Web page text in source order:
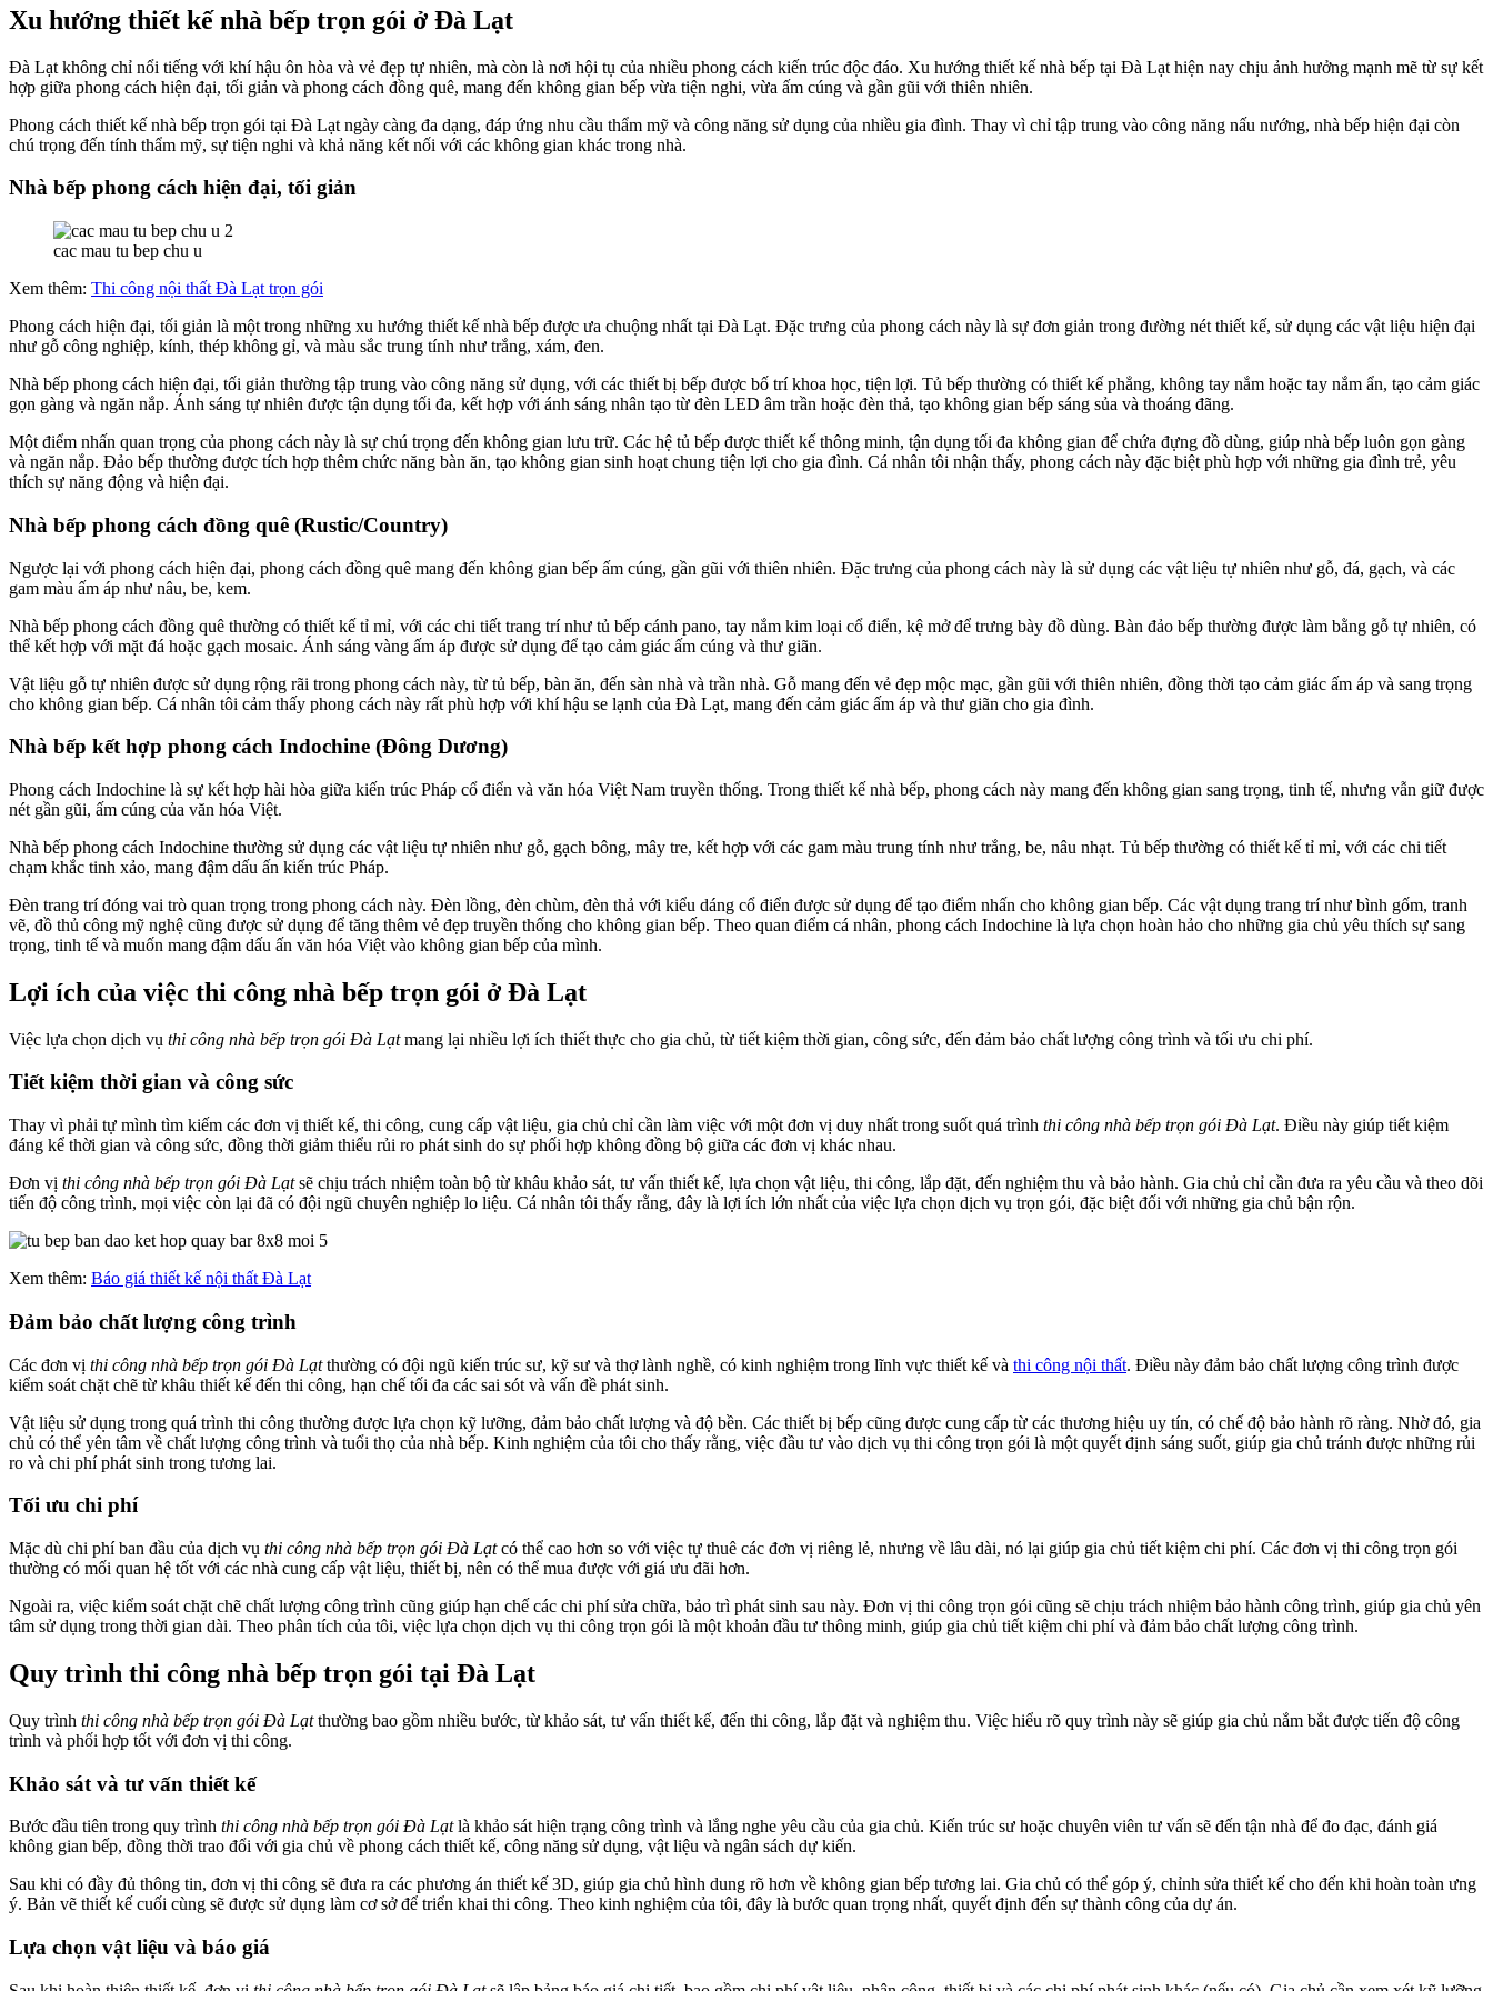
Xu hướng thiết kế nhà bếp trọn gói ở Đà Lạt
Đà Lạt không chỉ nổi tiếng với khí hậu ôn hòa và vẻ đẹp tự nhiên, mà còn là nơi hội tụ của nhiều phong cách kiến trúc độc đáo. Xu hướng thiết kế nhà bếp tại Đà Lạt hiện nay chịu ảnh hưởng mạnh mẽ từ sự kết
hợp giữa phong cách hiện đại, tối giản và phong cách đồng quê, mang đến không gian bếp vừa tiện nghi, vừa ấm cúng và gần gũi với thiên nhiên.
Phong cách thiết kế nhà bếp trọn gói tại Đà Lạt ngày càng đa dạng, đáp ứng nhu cầu thẩm mỹ và công năng sử dụng của nhiều gia đình. Thay vì chỉ tập trung vào công năng nấu nướng, nhà bếp hiện đại còn
chú trọng đến tính thẩm mỹ, sự tiện nghi và khả năng kết nối với các không gian khác trong nhà.
Nhà bếp phong cách hiện đại, tối giản
cac mau tu bep chu u
Xem thêm: Thi công nội thất Đà Lạt trọn gói
Phong cách hiện đại, tối giản là một trong những xu hướng thiết kế nhà bếp được ưa chuộng nhất tại Đà Lạt. Đặc trưng của phong cách này là sự đơn giản trong đường nét thiết kế, sử dụng các vật liệu hiện đại
như gỗ công nghiệp, kính, thép không gỉ, và màu sắc trung tính như trắng, xám, đen.
Nhà bếp phong cách hiện đại, tối giản thường tập trung vào công năng sử dụng, với các thiết bị bếp được bố trí khoa học, tiện lợi. Tủ bếp thường có thiết kế phẳng, không tay nắm hoặc tay nắm ẩn, tạo cảm giác
gọn gàng và ngăn nắp. Ánh sáng tự nhiên được tận dụng tối đa, kết hợp với ánh sáng nhân tạo từ đèn LED âm trần hoặc đèn thả, tạo không gian bếp sáng sủa và thoáng đãng.
Một điểm nhấn quan trọng của phong cách này là sự chú trọng đến không gian lưu trữ. Các hệ tủ bếp được thiết kế thông minh, tận dụng tối đa không gian để chứa đựng đồ dùng, giúp nhà bếp luôn gọn gàng
và ngăn nắp. Đảo bếp thường được tích hợp thêm chức năng bàn ăn, tạo không gian sinh hoạt chung tiện lợi cho gia đình. Cá nhân tôi nhận thấy, phong cách này đặc biệt phù hợp với những gia đình trẻ, yêu
thích sự năng động và hiện đại.
Nhà bếp phong cách đồng quê (Rustic/Country)
Ngược lại với phong cách hiện đại, phong cách đồng quê mang đến không gian bếp ấm cúng, gần gũi với thiên nhiên. Đặc trưng của phong cách này là sử dụng các vật liệu tự nhiên như gỗ, đá, gạch, và các
gam màu ấm áp như nâu, be, kem.
Nhà bếp phong cách đồng quê thường có thiết kế tỉ mỉ, với các chi tiết trang trí như tủ bếp cánh pano, tay nắm kim loại cổ điển, kệ mở để trưng bày đồ dùng. Bàn đảo bếp thường được làm bằng gỗ tự nhiên, có
thể kết hợp với mặt đá hoặc gạch mosaic. Ánh sáng vàng ấm áp được sử dụng để tạo cảm giác ấm cúng và thư giãn.
Vật liệu gỗ tự nhiên được sử dụng rộng rãi trong phong cách này, từ tủ bếp, bàn ăn, đến sàn nhà và trần nhà. Gỗ mang đến vẻ đẹp mộc mạc, gần gũi với thiên nhiên, đồng thời tạo cảm giác ấm áp và sang trọng
cho không gian bếp. Cá nhân tôi cảm thấy phong cách này rất phù hợp với khí hậu se lạnh của Đà Lạt, mang đến cảm giác ấm áp và thư giãn cho gia đình.
Nhà bếp kết hợp phong cách Indochine (Đông Dương)
Phong cách Indochine là sự kết hợp hài hòa giữa kiến trúc Pháp cổ điển và văn hóa Việt Nam truyền thống. Trong thiết kế nhà bếp, phong cách này mang đến không gian sang trọng, tinh tế, nhưng vẫn giữ được
nét gần gũi, ấm cúng của văn hóa Việt.
Nhà bếp phong cách Indochine thường sử dụng các vật liệu tự nhiên như gỗ, gạch bông, mây tre, kết hợp với các gam màu trung tính như trắng, be, nâu nhạt. Tủ bếp thường có thiết kế tỉ mỉ, với các chi tiết
chạm khắc tinh xảo, mang đậm dấu ấn kiến trúc Pháp.
Đèn trang trí đóng vai trò quan trọng trong phong cách này. Đèn lồng, đèn chùm, đèn thả với kiểu dáng cổ điển được sử dụng để tạo điểm nhấn cho không gian bếp. Các vật dụng trang trí như bình gốm, tranh
vẽ, đồ thủ công mỹ nghệ cũng được sử dụng để tăng thêm vẻ đẹp truyền thống cho không gian bếp. Theo quan điểm cá nhân, phong cách Indochine là lựa chọn hoàn hảo cho những gia chủ yêu thích sự sang
trọng, tinh tế và muốn mang đậm dấu ấn văn hóa Việt vào không gian bếp của mình.
Lợi ích của việc thi công nhà bếp trọn gói ở Đà Lạt
Việc lựa chọn dịch vụ thi công nhà bếp trọn gói Đà Lạtmang lại nhiều lợi ích thiết thực cho gia chủ, từ tiết kiệm thời gian, công sức, đến đảm bảo chất lượng công trình và tối ưu chi phí.
Tiết kiệm thời gian và công sức
Thay vì phải tự mình tìm kiếm các đơn vị thiết kế, thi công, cung cấp vật liệu, gia chủ chỉ cần làm việc với một đơn vị duy nhất trong suốt quá trình thi công nhà bếp trọn gói Đà Lạt. Điều này giúp tiết kiệm
đáng kể thời gian và công sức, đồng thời giảm thiểu rủi ro phát sinh do sự phối hợp không đồng bộ giữa các đơn vị khác nhau.
Đơn vị thi công nhà bếp trọn gói Đà Lạtsẽ chịu trách nhiệm toàn bộ từ khâu khảo sát, tư vấn thiết kế, lựa chọn vật liệu, thi công, lắp đặt, đến nghiệm thu và bảo hành. Gia chủ chỉ cần đưa ra yêu cầu và theo dõi
tiến độ công trình, mọi việc còn lại đã có đội ngũ chuyên nghiệp lo liệu. Cá nhân tôi thấy rằng, đây là lợi ích lớn nhất của việc lựa chọn dịch vụ trọn gói, đặc biệt đối với những gia chủ bận rộn.
Xem thêm: Báo giá thiết kế nội thất Đà Lạt
Đảm bảo chất lượng công trình
Các đơn vị thi công nhà bếp trọn gói Đà Lạtthường có đội ngũ kiến trúc sư, kỹ sư và thợ lành nghề, có kinh nghiệm trong lĩnh vực thiết kế và thi công nội thất. Điều này đảm bảo chất lượng công trình được
kiểm soát chặt chẽ từ khâu thiết kế đến thi công, hạn chế tối đa các sai sót và vấn đề phát sinh.
Vật liệu sử dụng trong quá trình thi công thường được lựa chọn kỹ lưỡng, đảm bảo chất lượng và độ bền. Các thiết bị bếp cũng được cung cấp từ các thương hiệu uy tín, có chế độ bảo hành rõ ràng. Nhờ đó, gia
chủ có thể yên tâm về chất lượng công trình và tuổi thọ của nhà bếp. Kinh nghiệm của tôi cho thấy rằng, việc đầu tư vào dịch vụ thi công trọn gói là một quyết định sáng suốt, giúp gia chủ tránh được những rủi
ro và chi phí phát sinh trong tương lai.
Tối ưu chi phí
Mặc dù chi phí ban đầu của dịch vụ thi công nhà bếp trọn gói Đà Lạtcó thể cao hơn so với việc tự thuê các đơn vị riêng lẻ, nhưng về lâu dài, nó lại giúp gia chủ tiết kiệm chi phí. Các đơn vị thi công trọn gói
thường có mối quan hệ tốt với các nhà cung cấp vật liệu, thiết bị, nên có thể mua được với giá ưu đãi hơn.
Ngoài ra, việc kiểm soát chặt chẽ chất lượng công trình cũng giúp hạn chế các chi phí sửa chữa, bảo trì phát sinh sau này. Đơn vị thi công trọn gói cũng sẽ chịu trách nhiệm bảo hành công trình, giúp gia chủ yên
tâm sử dụng trong thời gian dài. Theo phân tích của tôi, việc lựa chọn dịch vụ thi công trọn gói là một khoản đầu tư thông minh, giúp gia chủ tiết kiệm chi phí và đảm bảo chất lượng công trình.
Quy trình thi công nhà bếp trọn gói tại Đà Lạt
Quy trình thi công nhà bếp trọn gói Đà Lạtthường bao gồm nhiều bước, từ khảo sát, tư vấn thiết kế, đến thi công, lắp đặt và nghiệm thu. Việc hiểu rõ quy trình này sẽ giúp gia chủ nắm bắt được tiến độ công
trình và phối hợp tốt với đơn vị thi công.
Khảo sát và tư vấn thiết kế
Bước đầu tiên trong quy trình thi công nhà bếp trọn gói Đà Lạtlà khảo sát hiện trạng công trình và lắng nghe yêu cầu của gia chủ. Kiến trúc sư hoặc chuyên viên tư vấn sẽ đến tận nhà để đo đạc, đánh giá
không gian bếp, đồng thời trao đổi với gia chủ về phong cách thiết kế, công năng sử dụng, vật liệu và ngân sách dự kiến.
Sau khi có đầy đủ thông tin, đơn vị thi công sẽ đưa ra các phương án thiết kế 3D, giúp gia chủ hình dung rõ hơn về không gian bếp tương lai. Gia chủ có thể góp ý, chỉnh sửa thiết kế cho đến khi hoàn toàn ưng
ý. Bản vẽ thiết kế cuối cùng sẽ được sử dụng làm cơ sở để triển khai thi công. Theo kinh nghiệm của tôi, đây là bước quan trọng nhất, quyết định đến sự thành công của dự án.
Lựa chọn vật liệu và báo giá